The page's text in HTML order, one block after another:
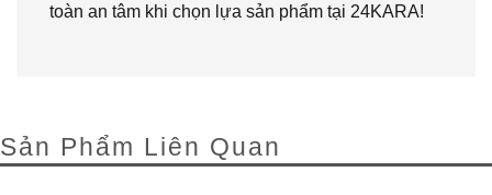
toàn an tâm khi chọn lựa sản phẩm tại 24KARA!
Sản Phẩm Liên Quan